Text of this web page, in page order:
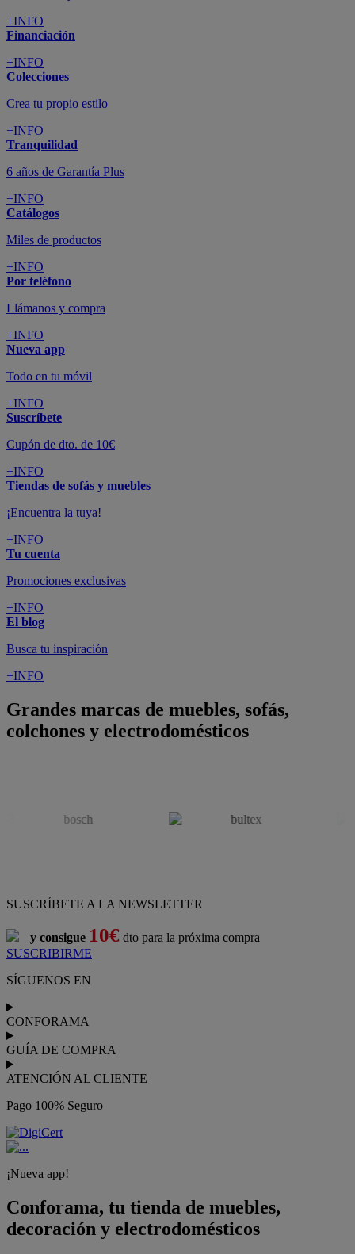
+INFO
Financiación
+INFO
Colecciones
Crea tu propio estilo
+INFO
Tranquilidad
6 años de Garantía Plus
+INFO
Catálogos
Miles de productos
+INFO
Por teléfono
Llámanos y compra
+INFO
Nueva app
Todo en tu móvil
+INFO
Suscríbete
Cupón de dto. de 10€
+INFO
Tiendas de sofás y muebles
¡Encuentra la tuya!
+INFO
Tu cuenta
Promociones exclusivas
+INFO
El blog
Busca tu inspiración
+INFO
Grandes marcas de muebles, sofás,
colchones y electrodomésticos
SUSCRÍBETE A LA NEWSLETTER
y consigue 10€ dto para la próxima compra
SUSCRIBIRME
SÍGUENOS EN
CONFORAMA
GUÍA DE COMPRA
ATENCIÓN AL CLIENTE
Pago 100% Seguro
¡Nueva app!
Conforama, tu tienda de muebles,
decoración y electrodomésticos